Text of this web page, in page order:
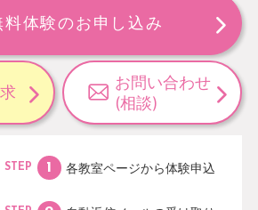
料体験のお申し込み
お問い合わせ
(相談)
STEP 各教室ページから体験申込